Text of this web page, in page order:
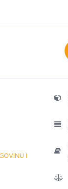
I